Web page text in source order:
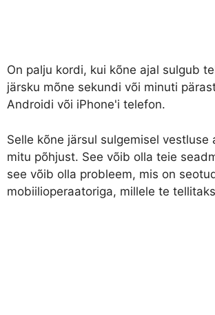
On palju kordi, kui kõne ajal sulgub
järsku mõne sekundi või minuti
Androidi või iPhone'i telefon.
Selle kõne järsul sulgemisel vestluse
mitu põhjust. See võib olla teie
see võib olla probleem, mis on
mobiilioperaatoriga, millele te